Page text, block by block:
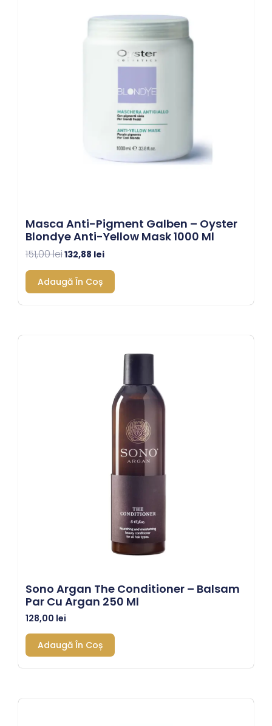
Masca Anti-Pigment Galben – Oyster
Blondye Anti-Yellow Mask 1000 Ml
151,00lei132,88 lei
132,88 lei.
Adaugă În Coș
Sono Argan The Conditioner – Balsam
Par Cu Argan 250 Ml
128,00 lei
Adaugă În Coș